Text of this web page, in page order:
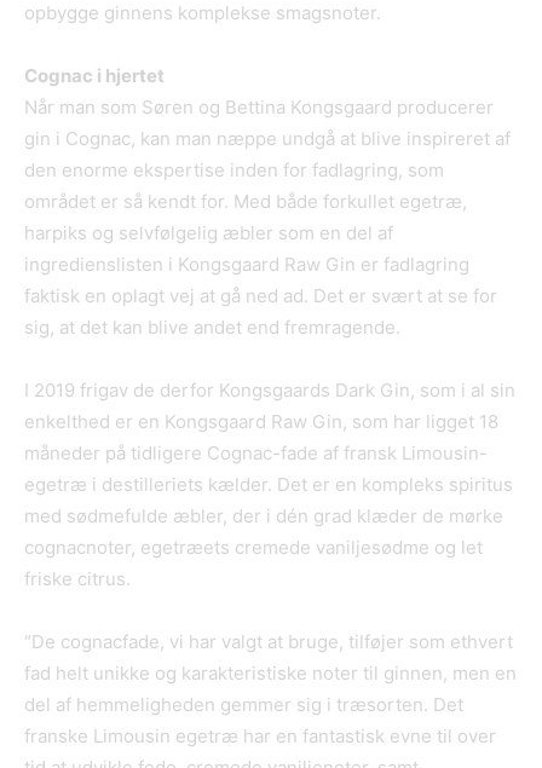
opbygge ginnens komplekse smagsnoter.
Cognac i hjertet
Når man som Søren og Bettina Kongsgaard producerer
gin i Cognac, kan man næppe undgå at blive inspireret af
den enorme ekspertise inden for fadlagring, som
området er så kendt for. Med både forkullet egetræ,
harpiks og selvfølgelig æbler som en del af
ingredienslisten i Kongsgaard Raw Gin er fadlagring
faktisk en oplagt vej at gå ned ad. Det er svært at se for
sig, at det kan blive andet end fremragende.
I 2019 frigav de derfor Kongsgaards Dark Gin, som i al sin
enkelthed er en Kongsgaard Raw Gin, som har ligget 18
måneder på tidligere Cognac-fade af fransk Limousin-
egetræ i destilleriets kælder. Det er en kompleks spiritus
med sødmefulde æbler, der i dén grad klæder de mørke
cognacnoter, egetræets cremede vaniljesødme og let
friske citrus.
“De cognacfade, vi har valgt at bruge, tilføjer som ethvert
fad helt unikke og karakteristiske noter til ginnen, men en
del af hemmeligheden gemmer sig i træsorten. Det
franske Limousin egetræ har en fantastisk evne til over